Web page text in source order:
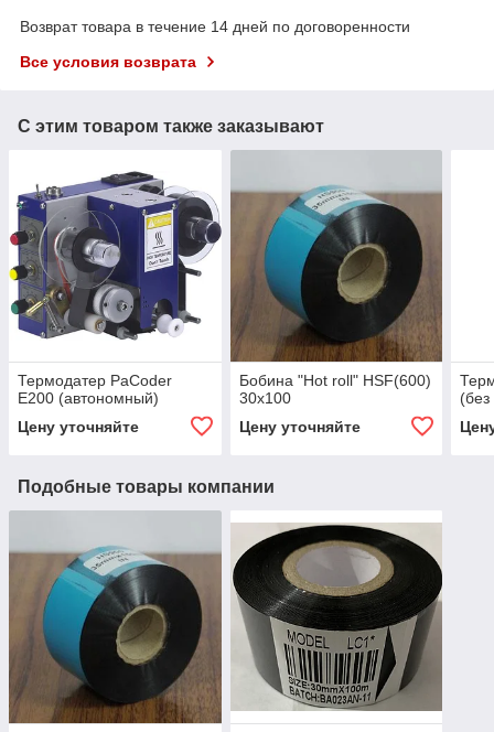
Возврат товара в течение 14 дней по договоренности
Все условия возврата
С этим товаром также заказывают
Термодатер PaCoder
E200 (автономный)
Цену уточняйте
Бобина "Hot roll" HSF(600)
30x100
Цену уточняйте
Подобные товары компании